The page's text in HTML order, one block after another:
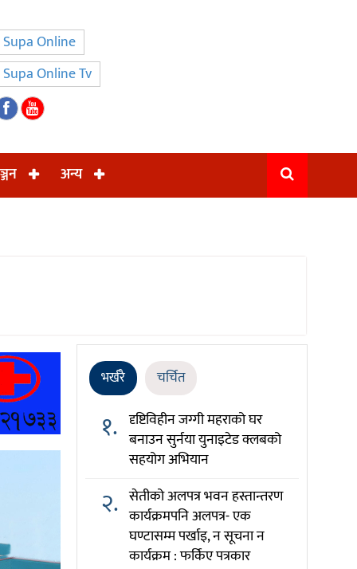
Supa Online
Supa Online Tv
अन्य
भर्खरै चर्चित
१. दृष्टिविहीन जग्गी महराको घर
बनाउन सुर्नया युनाइटेड क्लबको
सहयोग अभियान
२. सेतीको अलपत्र भवन हस्तान्तरण
कार्यक्रमपनि अलपत्र- एक
घण्टासम्म पर्खाइ, न सूचना न
कार्यक्रम : फर्किए पत्रकार